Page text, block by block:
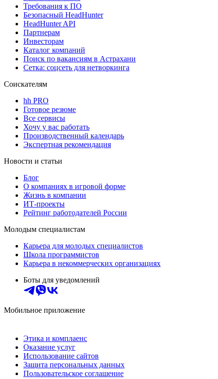
Требования к ПО
Безопасный HeadHunter
HeadHunter API
Партнерам
Инвесторам
Каталог компаний
Поиск по вакансиям в Астрахани
Сетка: соцсеть для нетворкинга
Соискателям
hh PRO
Готовое резюме
Все сервисы
Хочу у вас работать
Производственный календарь
Экспертная рекомендация
Новости и статьи
Блог
О компаниях в игровой форме
Жизнь в компании
ИТ-проекты
Рейтинг работодателей России
Молодым специалистам
Карьера для молодых специалистов
Школа программистов
Карьера в некоммерческих организациях
Боты для уведомлений
Мобильное приложение
Этика и комплаенс
Оказание услуг
Использование сайтов
Защита персональных данных
Пользовательское соглашение